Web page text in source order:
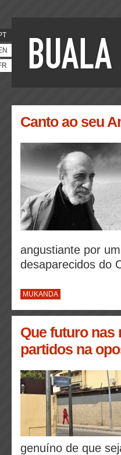
Canto ao seu
angustiante por
desaparecidos do
MUKANDA
Que futuro nas
partidos na
genuíno de que